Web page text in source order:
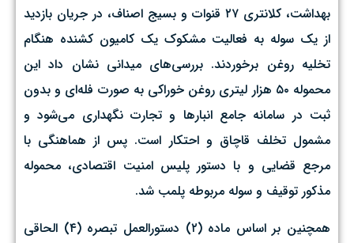
بهداشت، کلانتری ۲۷ قنوات و بسیج اصناف، در جریان بازدید
از یک سوله به فعالیت مشکوک یک کامیون کشنده هنگام
تخلیه روغن برخوردند. بررسی‌های میدانی نشان داد این
محموله ۵۰ هزار لیتری روغن خوراکی به صورت فله‌ای و بدون
ثبت در سامانه جامع انبارها و تجارت نگهداری می‌شود و
مشمول تخلف قاچاق و احتکار است. پس از هماهنگی با
مرجع قضایی و با دستور پلیس امنیت اقتصادی، محموله
مذکور توقیف و سوله مربوطه پلمب شد.
همچنین بر اساس ماده (۲) دستورالعمل تبصره (۴) الحاقی